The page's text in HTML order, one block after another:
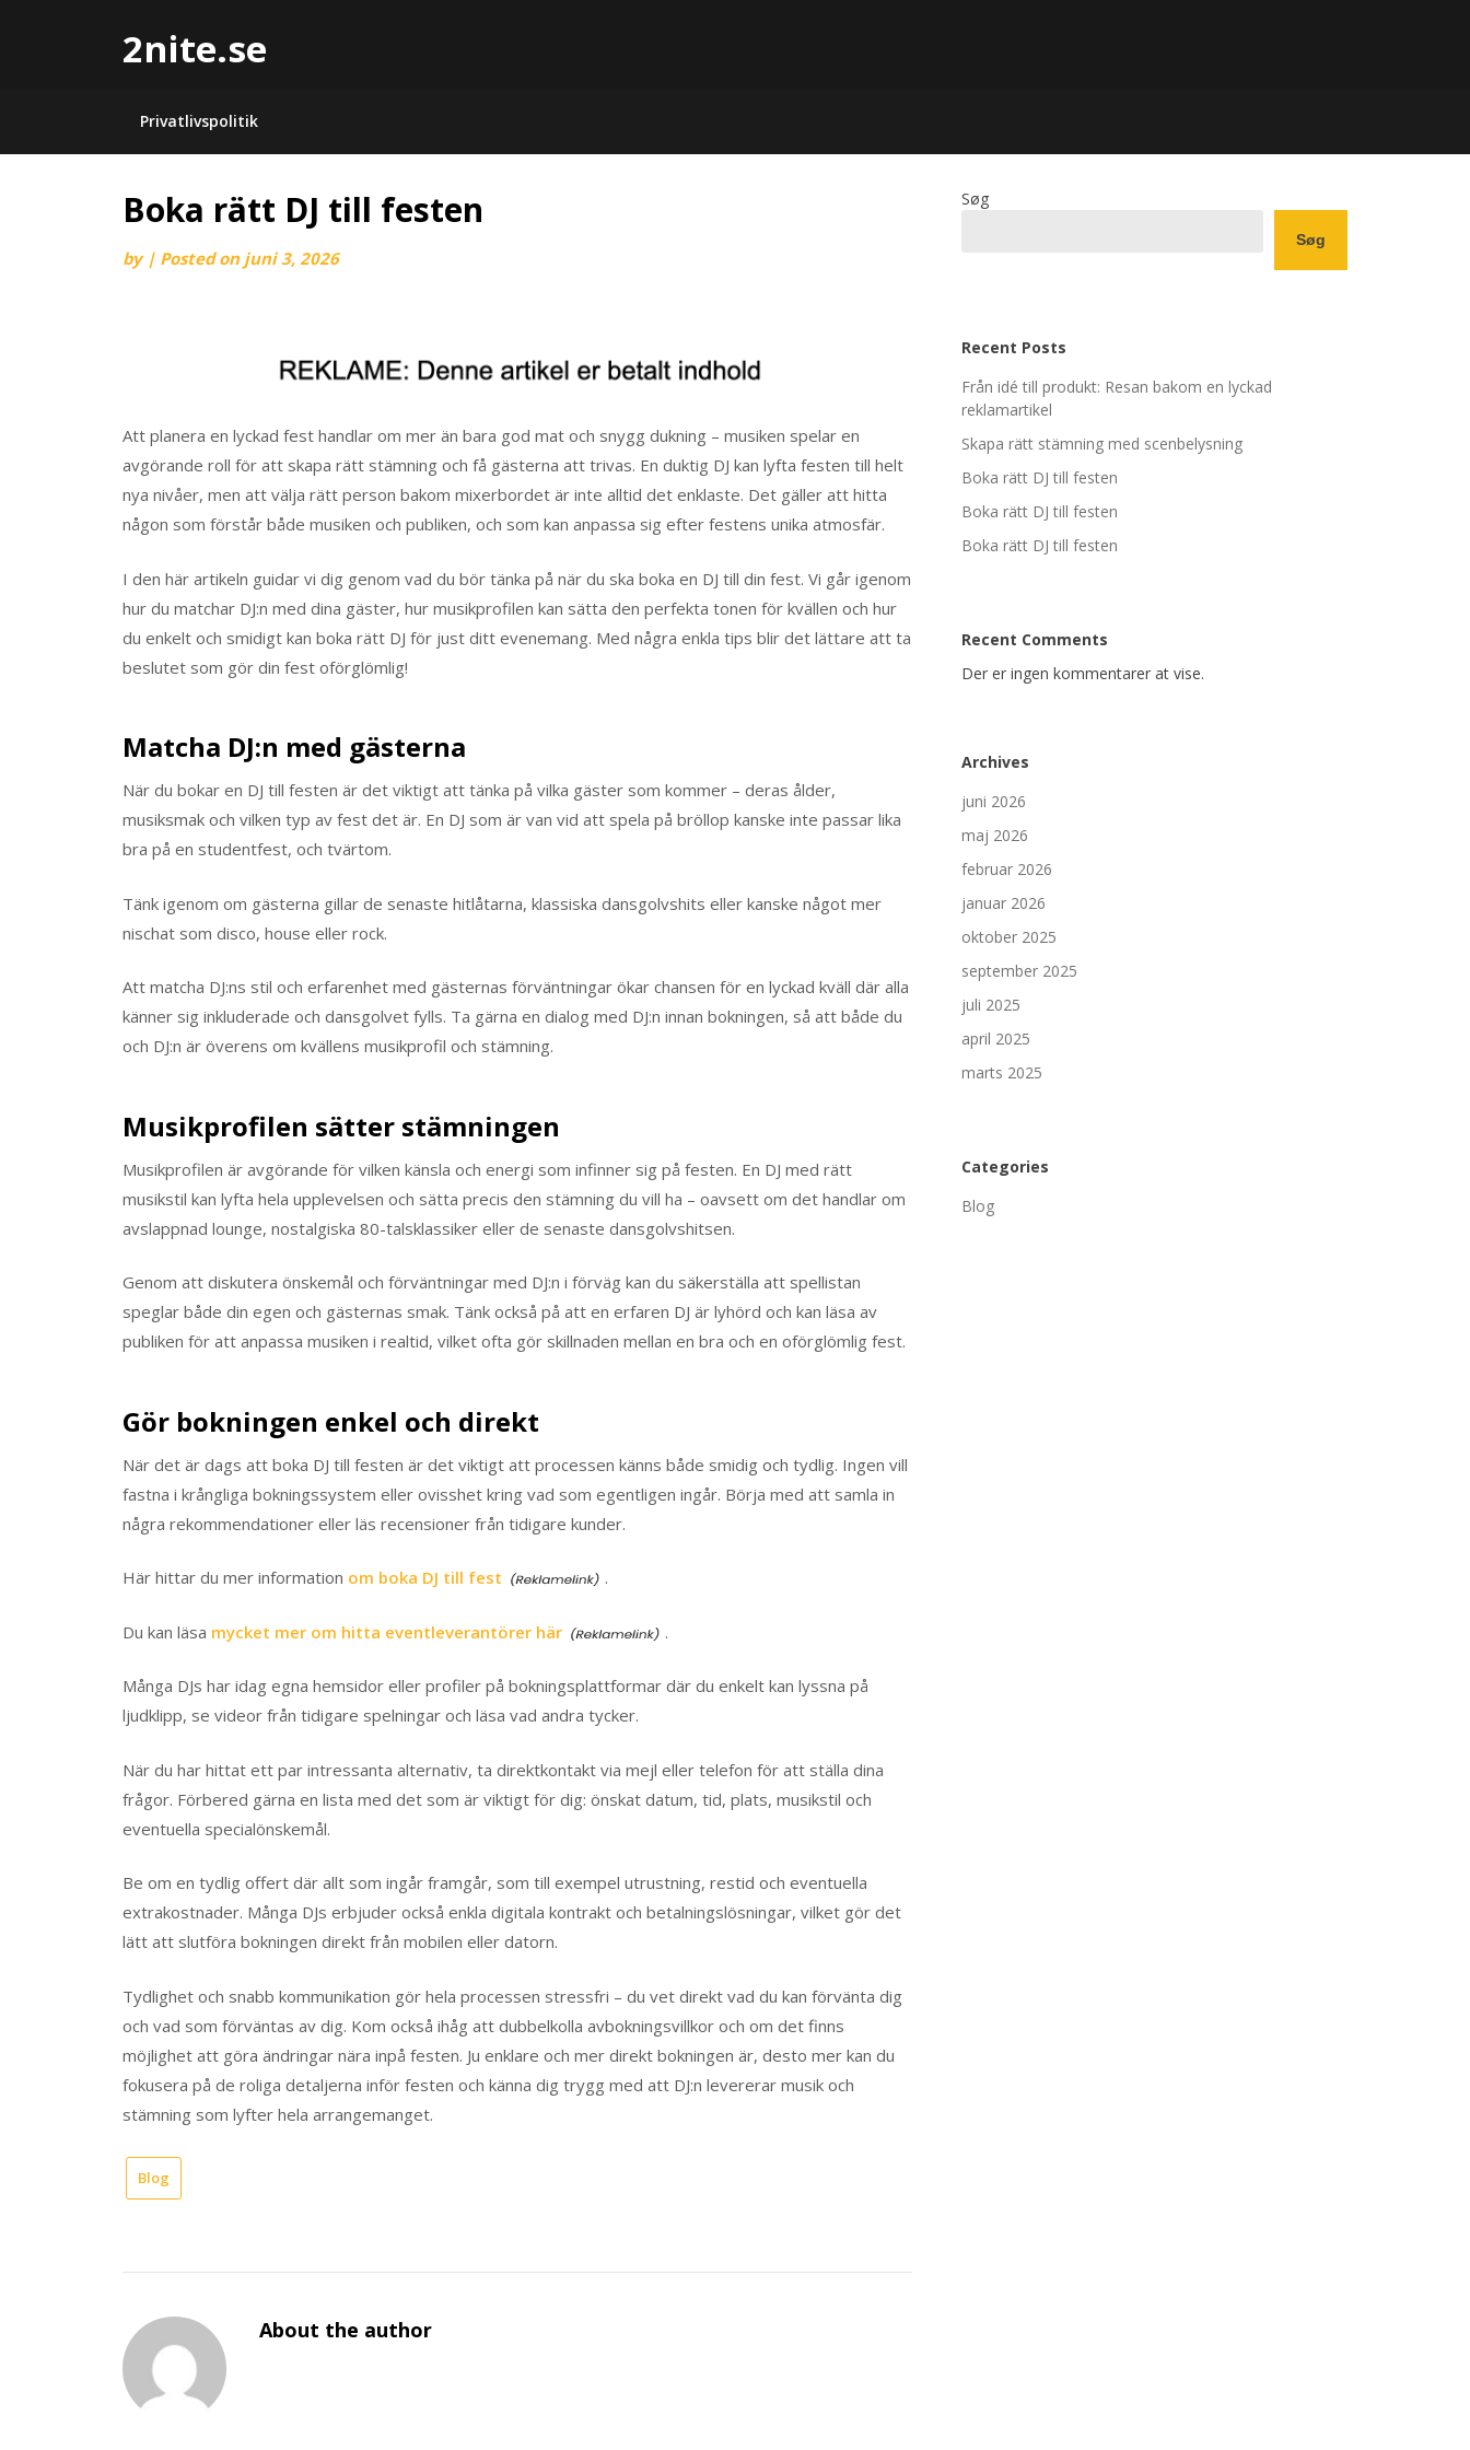
2nite.se
Privatlivspolitik
Boka rätt DJ till festen
by | Posted on juni 3, 2026
Att planera en lyckad fest handlar om mer än bara god mat och snygg dukning – musiken spelar en
avgörande roll för att skapa rätt stämning och få gästerna att trivas. En duktig DJ kan lyfta festen till helt
nya nivåer, men att välja rätt person bakom mixerbordet är inte alltid det enklaste. Det gäller att hitta
någon som förstår både musiken och publiken, och som kan anpassa sig efter festens unika atmosfär.
I den här artikeln guidar vi dig genom vad du bör tänka på när du ska boka en DJ till din fest. Vi går igenom
hur du matchar DJ:n med dina gäster, hur musikprofilen kan sätta den perfekta tonen för kvällen och hur
du enkelt och smidigt kan boka rätt DJ för just ditt evenemang. Med några enkla tips blir det lättare att ta
beslutet som gör din fest oförglömlig!
Matcha DJ:n med gästerna
När du bokar en DJ till festen är det viktigt att tänka på vilka gäster som kommer – deras ålder,
musiksmak och vilken typ av fest det är. En DJ som är van vid att spela på bröllop kanske inte passar lika
bra på en studentfest, och tvärtom.
Tänk igenom om gästerna gillar de senaste hitlåtarna, klassiska dansgolvshits eller kanske något mer
nischat som disco, house eller rock.
Att matcha DJ:ns stil och erfarenhet med gästernas förväntningar ökar chansen för en lyckad kväll där alla
känner sig inkluderade och dansgolvet fylls. Ta gärna en dialog med DJ:n innan bokningen, så att både du
och DJ:n är överens om kvällens musikprofil och stämning.
Musikprofilen sätter stämningen
Musikprofilen är avgörande för vilken känsla och energi som infinner sig på festen. En DJ med rätt
musikstil kan lyfta hela upplevelsen och sätta precis den stämning du vill ha – oavsett om det handlar om
avslappnad lounge, nostalgiska 80-talsklassiker eller de senaste dansgolvshitsen.
Genom att diskutera önskemål och förväntningar med DJ:n i förväg kan du säkerställa att spellistan
speglar både din egen och gästernas smak. Tänk också på att en erfaren DJ är lyhörd och kan läsa av
publiken för att anpassa musiken i realtid, vilket ofta gör skillnaden mellan en bra och en oförglömlig fest.
Gör bokningen enkel och direkt
När det är dags att boka DJ till festen är det viktigt att processen känns både smidig och tydlig. Ingen vill
fastna i krångliga bokningssystem eller ovisshet kring vad som egentligen ingår. Börja med att samla in
några rekommendationer eller läs recensioner från tidigare kunder.
Här hittar du mer information om boka DJ till fest .
Du kan läsa mycket mer om hitta eventleverantörer här .
Många DJs har idag egna hemsidor eller profiler på bokningsplattformar där du enkelt kan lyssna på
ljudklipp, se videor från tidigare spelningar och läsa vad andra tycker.
När du har hittat ett par intressanta alternativ, ta direktkontakt via mejl eller telefon för att ställa dina
frågor. Förbered gärna en lista med det som är viktigt för dig: önskat datum, tid, plats, musikstil och
eventuella specialönskemål.
Be om en tydlig offert där allt som ingår framgår, som till exempel utrustning, restid och eventuella
extrakostnader. Många DJs erbjuder också enkla digitala kontrakt och betalningslösningar, vilket gör det
lätt att slutföra bokningen direkt från mobilen eller datorn.
Tydlighet och snabb kommunikation gör hela processen stressfri – du vet direkt vad du kan förvänta dig
och vad som förväntas av dig. Kom också ihåg att dubbelkolla avbokningsvillkor och om det finns
möjlighet att göra ändringar nära inpå festen. Ju enklare och mer direkt bokningen är, desto mer kan du
fokusera på de roliga detaljerna inför festen och känna dig trygg med att DJ:n levererar musik och
stämning som lyfter hela arrangemanget.
Blog
About the author
Søg
Søg
Recent Posts
Från idé till produkt: Resan bakom en lyckad
reklamartikel
Skapa rätt stämning med scenbelysning
Boka rätt DJ till festen
Boka rätt DJ till festen
Boka rätt DJ till festen
Recent Comments
Der er ingen kommentarer at vise.
Archives
juni 2026
maj 2026
februar 2026
januar 2026
oktober 2025
september 2025
juli 2025
april 2025
marts 2025
Categories
Blog